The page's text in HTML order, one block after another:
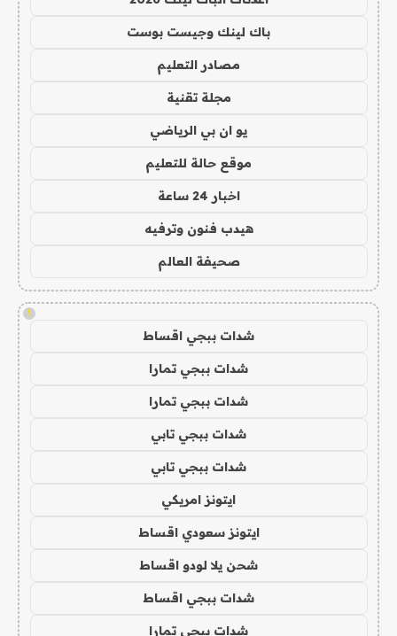
باك لينك وجيست بوست
مصادر التعليم
مجلة تقنية
يو ان بي الرياضي
موقع حالة للتعليم
اخبار 24 ساعة
هيدب فنون وترفيه
صحيفة العالم
!
شدات ببجي اقساط
شدات ببجي تمارا
شدات ببجي تمارا
شدات ببجي تابي
شدات ببجي تابي
ايتونز امريكي
ايتونز سعودي اقساط
شحن يلا لودو اقساط
شدات ببجي اقساط
شدات ببجي تمارا